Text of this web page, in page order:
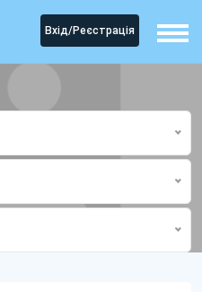
Вхід/Реєстрація